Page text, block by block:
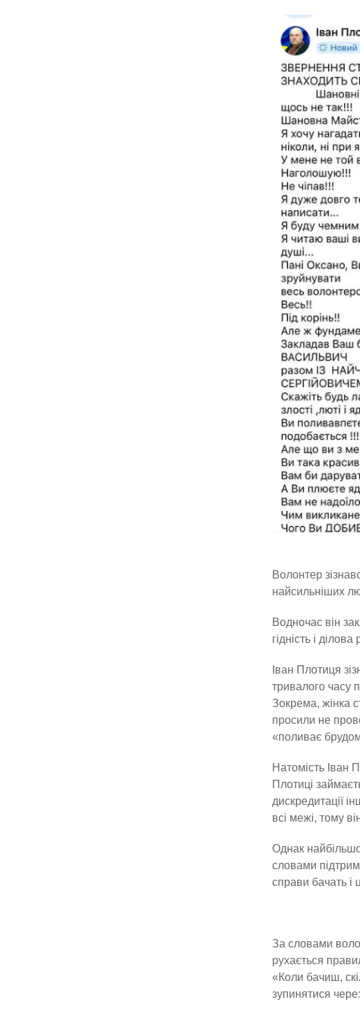
Волонтер
найсильніших
Водночас він
гідність і
Іван Плотиця
тривалого часу
Зокрема, жінка
просили не
«поливає
Натомість Іван
Плотиці
дискредитації
всі межі, тому
Однак
словами
справи бачать і
За словами
рухається
«Коли бачиш,
зупинятися